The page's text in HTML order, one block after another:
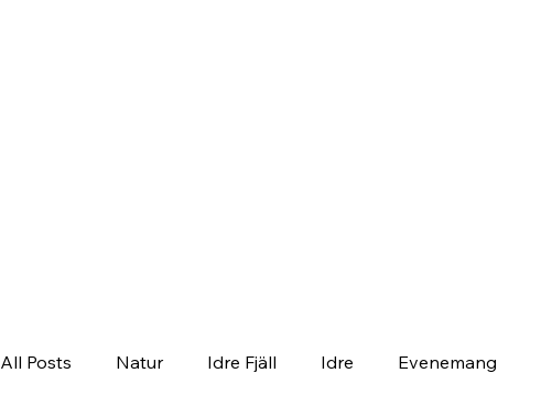
All Posts Natur Idre Fjäll Idre Evenemang